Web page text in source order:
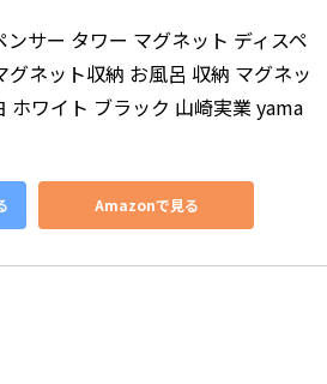
サー タワー マグネット ディスペ
ネット収納 お風呂 収納 マグネッ
ホワイト ブラック 山崎実業 yama
Amazonで見る